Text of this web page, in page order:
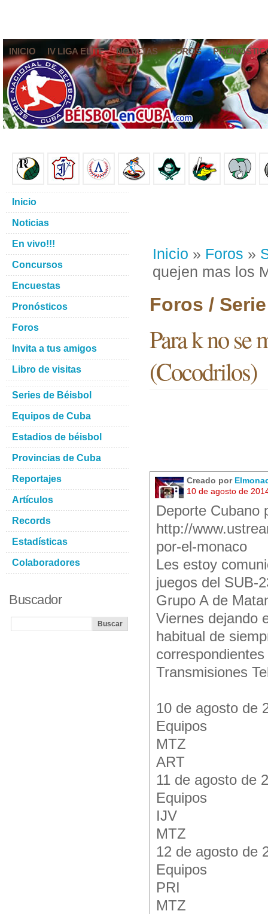
INICIO IV LIGA ELITE NOTICIAS FOROS
Inicio » Foros »
quejen mas los
Foros /
Para k no se
(Cocodrilos)
Creado por
10 de agosto de
Deporte Cubano
http://
por-el-monaco
Les estoy
juegos del SUB-
Grupo A de
Viernes dejando
habitual de
Transmisiones
10 de agosto de
Equipos
MTZ
ART
11 de agosto de
Equipos
IJV
MTZ
12 de agosto de
Equipos
PRI
MTZ
Inicio
Noticias
En vivo!!!
Concursos
Encuestas
Pronósticos
Foros
Invita a tus amigos
Libro de visitas
Series de Béisbol
Equipos de Cuba
Estadios de béisbol
Provincias de Cuba
Reportajes
Artículos
Records
Estadísticas
Colaboradores
Buscador